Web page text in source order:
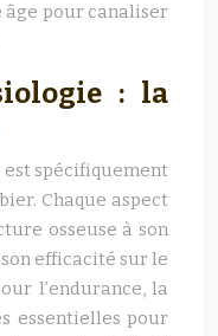
âge pour canaliser
: la
est spécifiquement
Chaque aspect
osseuse à son
efficacité sur le
l’endurance, la
essentielles pour